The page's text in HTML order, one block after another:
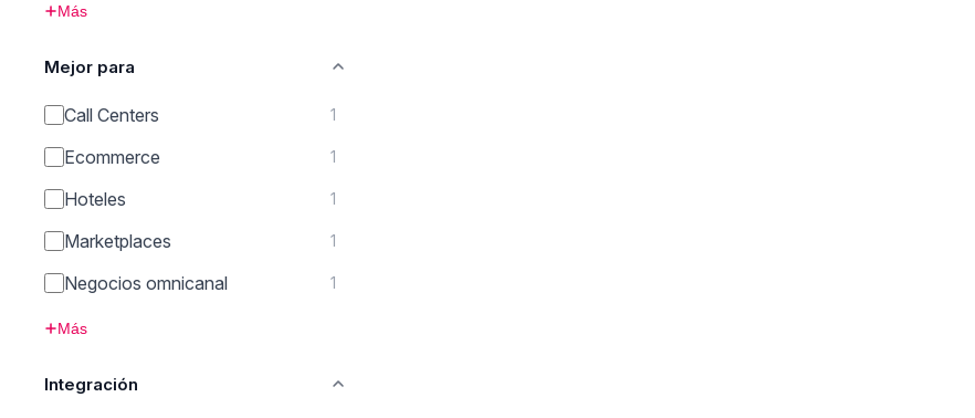
Más
Mejor para
Call Centers 1
Ecommerce 1
Hoteles 1
Marketplaces 1
Negocios omnicanal 1
Más
Integración